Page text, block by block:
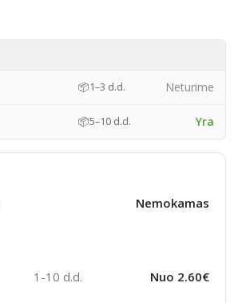
📦1–3 d.d. Neturime
📦5–10 d.d. Yra
Nemokamas
1-10 d.d. Nuo 2.60€